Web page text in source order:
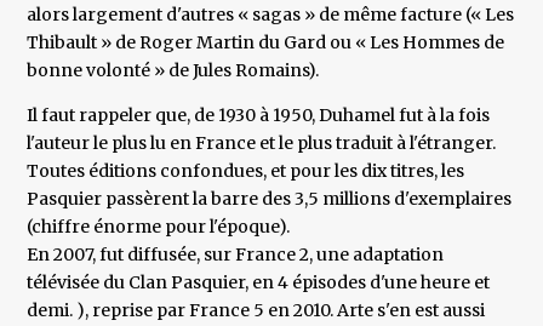
alors largement d'autres « sagas » de même facture (« Les
Thibault » de Roger Martin du Gard ou « Les Hommes de
bonne volonté » de Jules Romains).
Il faut rappeler que, de 1930 à 1950, Duhamel fut à la fois
l'auteur le plus lu en France et le plus traduit à l'étranger.
Toutes éditions confondues, et pour les dix titres, les
Pasquier passèrent la barre des 3,5 millions d'exemplaires
(chiffre énorme pour l'époque).
En 2007, fut diffusée, sur France 2, une adaptation
télévisée du Clan Pasquier, en 4 épisodes d'une heure et
demi. ), reprise par France 5 en 2010. Arte s'en est aussi